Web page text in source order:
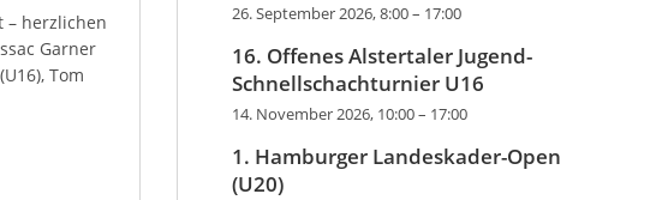
– herzlichen
Garner
Tom
26. September 2026, 8:00– 17:00
16. Offenes Alstertaler Jugend-
Schnellschachturnier U16
14. November 2026, 10:00– 17:00
1. Hamburger Landeskader-Open
(U20)